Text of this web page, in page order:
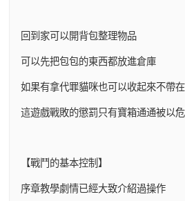
回到家可以開背包整理物品
可以先把包包的東西都放進倉庫
如果有拿代罪貓咪也可以收起來不帶
這遊戲戰敗的懲罰只有寶箱通通被以
【戰鬥的基本控制】
序章教學劇情已經大致介紹過操作